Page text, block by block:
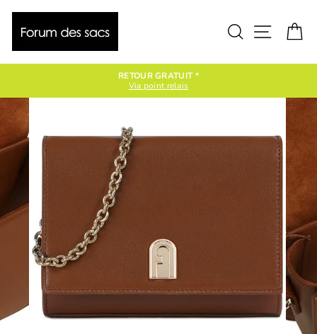
Rechercher
RETOUR GRATUIT *
Via point relais